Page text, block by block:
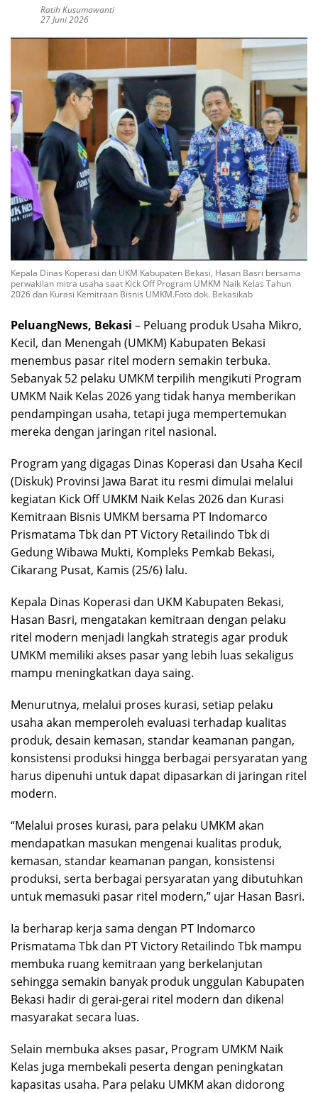
Ratih Kusumawanti
27 Juni 2026
Kepala Dinas Koperasi dan UKM Kabupaten Bekasi, Hasan Basri bersama
perwakilan mitra usaha saat Kick Off Program UMKM Naik Kelas Tahun
2026 dan Kurasi Kemitraan Bisnis UMKM.Foto dok. Bekasikab
PeluangNews, Bekasi – Peluang produk Usaha Mikro,
Kecil, dan Menengah (UMKM) Kabupaten Bekasi
menembus pasar ritel modern semakin terbuka.
Sebanyak 52 pelaku UMKM terpilih mengikuti Program
UMKM Naik Kelas 2026 yang tidak hanya memberikan
pendampingan usaha, tetapi juga mempertemukan
mereka dengan jaringan ritel nasional.
Program yang digagas Dinas Koperasi dan Usaha Kecil
(Diskuk) Provinsi Jawa Barat itu resmi dimulai melalui
kegiatan Kick Off UMKM Naik Kelas 2026 dan Kurasi
Kemitraan Bisnis UMKM bersama PT Indomarco
Prismatama Tbk dan PT Victory Retailindo Tbk di
Gedung Wibawa Mukti, Kompleks Pemkab Bekasi,
Cikarang Pusat, Kamis (25/6) lalu.
Kepala Dinas Koperasi dan UKM Kabupaten Bekasi,
Hasan Basri, mengatakan kemitraan dengan pelaku
ritel modern menjadi langkah strategis agar produk
UMKM memiliki akses pasar yang lebih luas sekaligus
mampu meningkatkan daya saing.
Menurutnya, melalui proses kurasi, setiap pelaku
usaha akan memperoleh evaluasi terhadap kualitas
produk, desain kemasan, standar keamanan pangan,
konsistensi produksi hingga berbagai persyaratan yang
harus dipenuhi untuk dapat dipasarkan di jaringan ritel
modern.
“Melalui proses kurasi, para pelaku UMKM akan
mendapatkan masukan mengenai kualitas produk,
kemasan, standar keamanan pangan, konsistensi
produksi, serta berbagai persyaratan yang dibutuhkan
untuk memasuki pasar ritel modern,” ujar Hasan Basri.
Ia berharap kerja sama dengan PT Indomarco
Prismatama Tbk dan PT Victory Retailindo Tbk mampu
membuka ruang kemitraan yang berkelanjutan
sehingga semakin banyak produk unggulan Kabupaten
Bekasi hadir di gerai-gerai ritel modern dan dikenal
masyarakat secara luas.
Selain membuka akses pasar, Program UMKM Naik
Kelas juga membekali peserta dengan peningkatan
kapasitas usaha. Para pelaku UMKM akan didorong